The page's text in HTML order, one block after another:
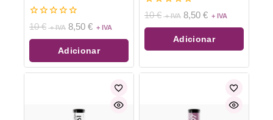
0
de
5
10€ 8,50 €
Adicionar
0
de
5
10€ 8,50 €
Adicionar